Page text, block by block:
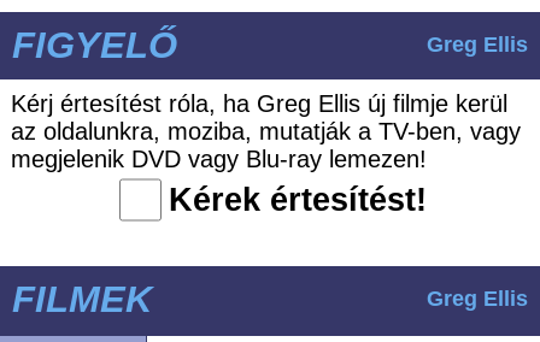
FIGYELŐ Greg Ellis
Kérj értesítést róla, ha Greg Ellis új filmje kerül
az oldalunkra, moziba, mutatják a TV-ben, vagy
megjelenik DVD vagy Blu-ray lemezen!
Kérek értesítést!
FILMEK Greg Ellis